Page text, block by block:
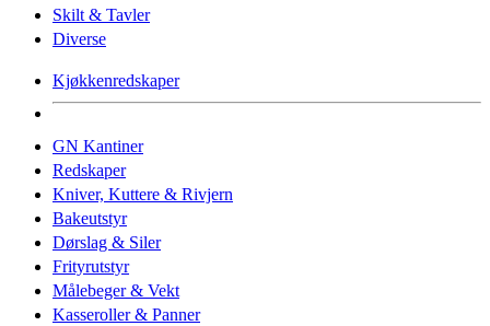
Skilt & Tavler
Diverse
Kjøkkenredskaper
GN Kantiner
Redskaper
Kniver, Kuttere & Rivjern
Bakeutstyr
Dørslag & Siler
Frityrutstyr
Målebeger & Vekt
Kasseroller & Panner